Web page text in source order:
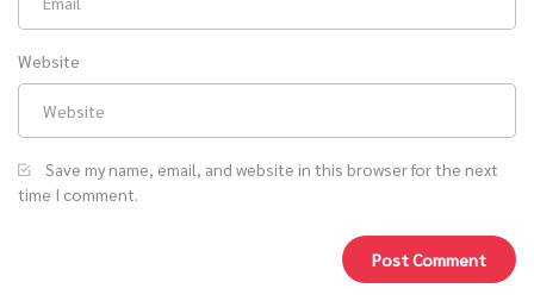
Website
Save my name, email, and website in this browser for the next
time I comment.